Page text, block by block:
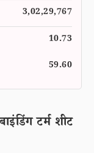
3,02,29,767
10.73
59.60
टर्म शीट